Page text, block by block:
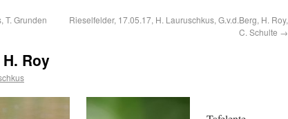
T. Grunden
Rieselfelder, 17.05.17, H. Lauruschkus, G.v.d.Berg, H. Roy,
C. Schulte →
Roy